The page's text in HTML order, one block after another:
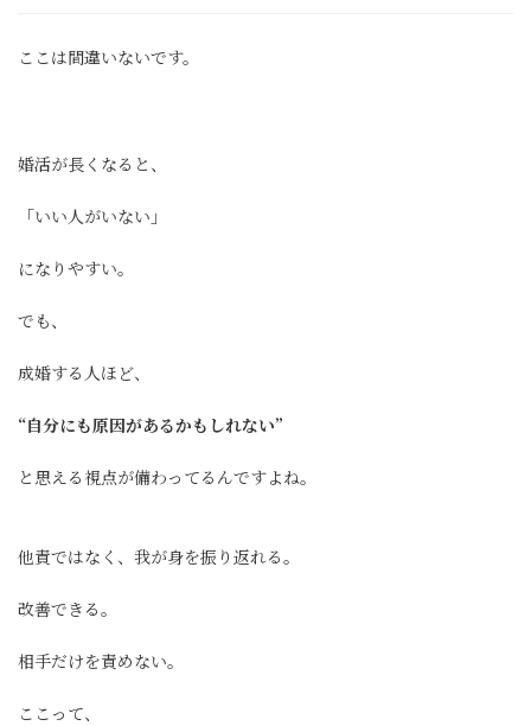
ここは間違いないです。
婚活が長くなると、
「いい人がいない」
になりやすい。
でも、
成婚する人ほど、
“自分にも原因があるかもしれない”
と思える視点が備わってるんですよね。
他責ではなく、我が身を振り返れる。
改善できる。
相手だけを責めない。
ここって、